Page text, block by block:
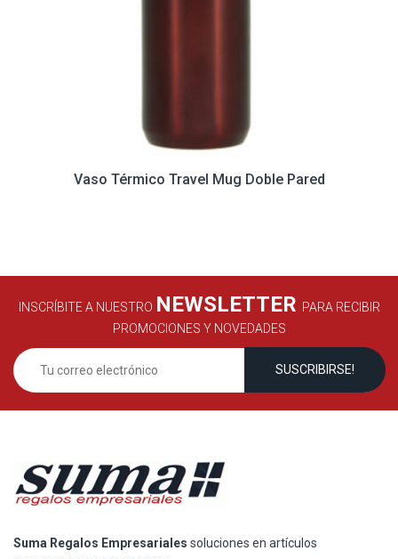
Vaso Térmico Travel Mug Doble Pared
INSCRÍBITE A NUESTRO NEWSLETTER PARA RECIBIR
PROMOCIONES Y NOVEDADES
Suma Regalos Empresariales soluciones en artículos